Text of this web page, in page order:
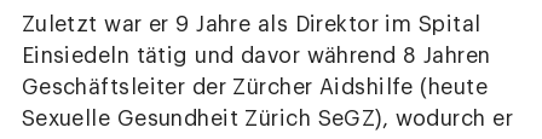
Zuletzt war er 9 Jahre als Direktor im Spital
Einsiedeln tätig und davor während 8 Jahren
Geschäftsleiter der Zürcher Aidshilfe (heute
Sexuelle Gesundheit Zürich SeGZ), wodurch er